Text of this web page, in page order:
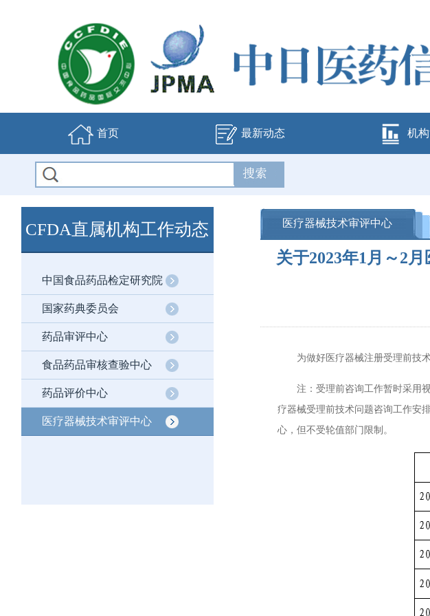
首页 最新动态 机
CFDA直属机构工作动态
中国食品药品检定研究院
国家药典委员会
药品审评中心
食品药品审核查验中心
药品评价中心
医疗器械技术审评中心
医疗器械技术审评中心
关于2023年1月～2
为做好医疗器械注册受理前技术
注：受理前咨询工作暂时采用视
疗器械受理前技术问题咨询工作安
心，但不受轮值部门限制。